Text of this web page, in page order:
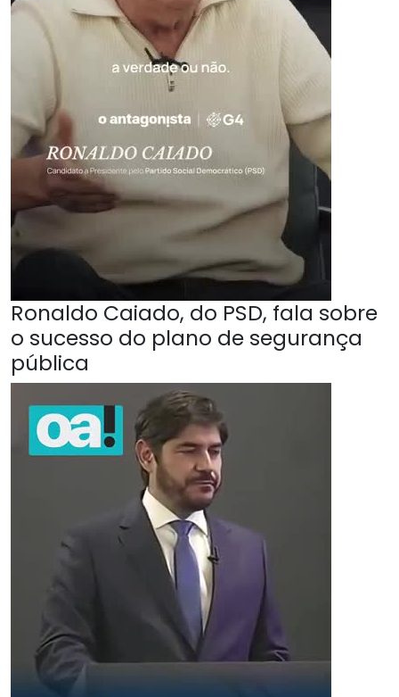
Ronaldo Caiado, do PSD, fala sobre
o sucesso do plano de segurança
pública